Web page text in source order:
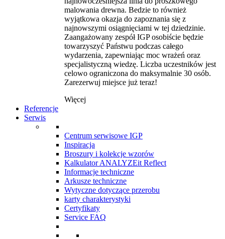
malowania drewna. Bedzie to również
wyjątkowa okazja do zapoznania się z
najnowszymi osiągnięciami w tej dziedzinie.
Zaangażowany zespół IGP osobiście będzie
towarzyszyć Państwu podczas całego
wydarzenia, zapewniając moc wrażeń oraz
specjalistyczną wiedzę. Liczba uczestników jest
celowo ograniczona do maksymalnie 30 osób.
Zarezerwuj miejsce już teraz!
Więcej
Referencje
Serwis
Centrum serwisowe IGP
Inspiracja
Broszury i kolekcje wzorów
Kalkulator ANALYZEit Reflect
Informacje techniczne
Arkusze techniczne
Wytyczne dotyczące przerobu
karty charakterystyki
Certyfikaty
Service FAQ